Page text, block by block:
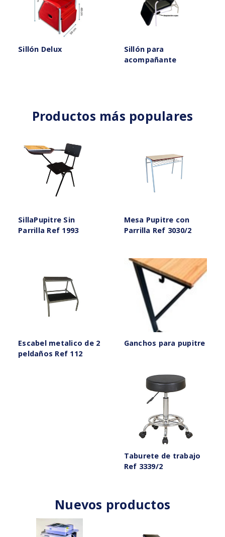
Sillón Delux
Sillón para
acompañante
Productos más populares
SillaPupitre Sin
Parrilla Ref 1993
Mesa Pupitre con
Parrilla Ref 3030/2
Escabel metalico de 2
peldaños Ref 112
Ganchos para pupitre
Taburete de trabajo
Ref 3339/2
Nuevos productos